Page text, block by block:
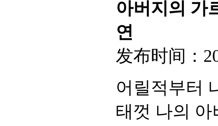
아버지의 가
연
发布时间：
어릴적부터
태껏 나의